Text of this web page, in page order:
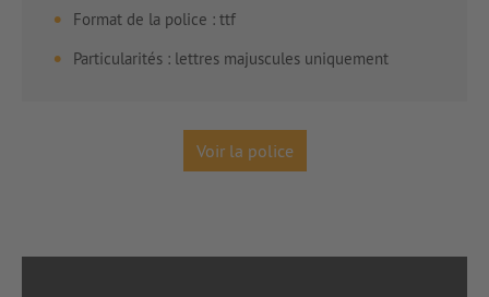
Format de la police : ttf
Particularités : lettres majuscules uniquement
Voir la police